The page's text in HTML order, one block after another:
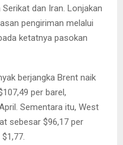
dan Iran. Lonjakan
pengiriman melalui
ketatnya pasokan
berjangka Brent naik
per barel,
Sementara itu, West
sebesar $96,17 per